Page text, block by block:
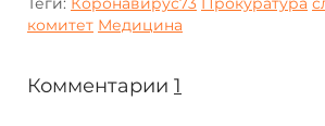
комитет Медицина
Комментарии 1